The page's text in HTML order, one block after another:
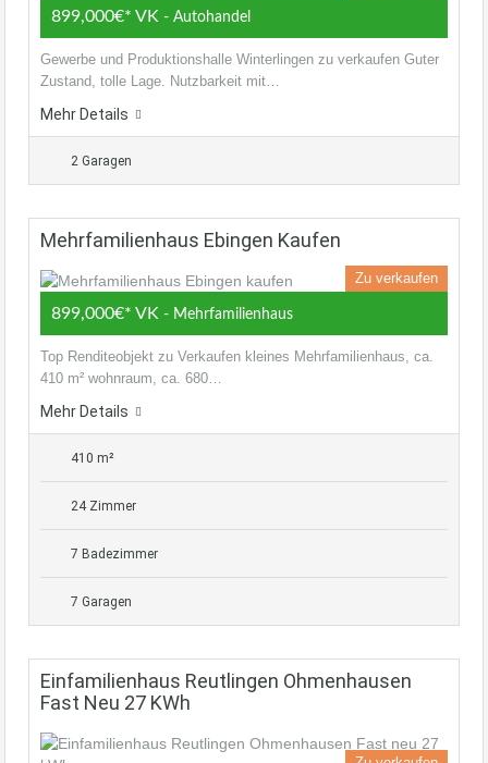
899,000€* VK - Autohandel
Gewerbe und Produktionshalle Winterlingen zu verkaufen Guter
Zustand, tolle Lage. Nutzbarkeit mit…
Mehr Details
2 Garagen
Mehrfamilienhaus Ebingen Kaufen
Zu verkaufen
899,000€* VK - Mehrfamilienhaus
Top Renditeobjekt zu Verkaufen kleines Mehrfamilienhaus, ca.
410 m² wohnraum, ca. 680…
Mehr Details
410 m²
24 Zimmer
7 Badezimmer
7 Garagen
Einfamilienhaus Reutlingen Ohmenhausen
Fast Neu 27 KWh